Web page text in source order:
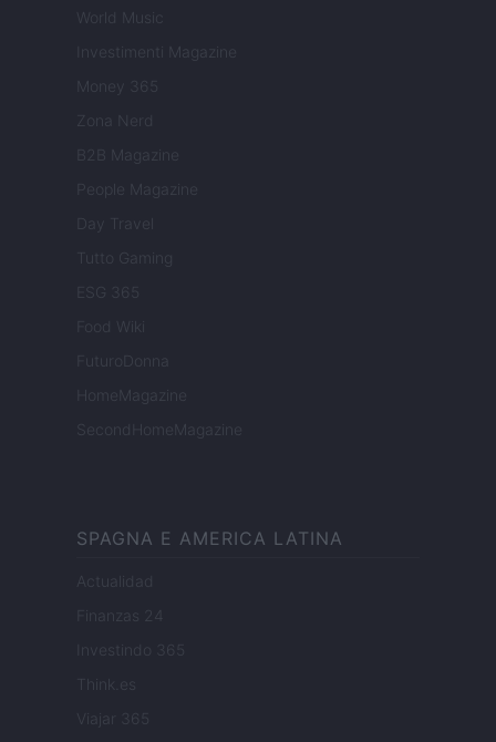
World Music
Investimenti Magazine
Money 365
Zona Nerd
B2B Magazine
People Magazine
Day Travel
Tutto Gaming
ESG 365
Food Wiki
FuturoDonna
HomeMagazine
SecondHomeMagazine
SPAGNA E AMERICA LATINA
Actualidad
Finanzas 24
Investindo 365
Think.es
Viajar 365